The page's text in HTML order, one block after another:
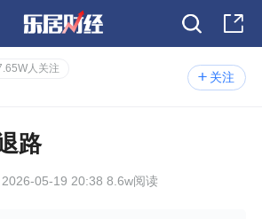
关注
人关注
路
05-19 20:38 8.6w阅读